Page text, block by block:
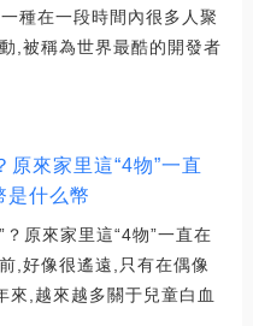
種在一段時間內很多人聚
,被稱為世界最酷的開發者
原來家里這“4物”一直
是什么幣
原來家里這“4物”一直在
,好像很遙遠,只有在偶像
來,越來越多關于兒童白血